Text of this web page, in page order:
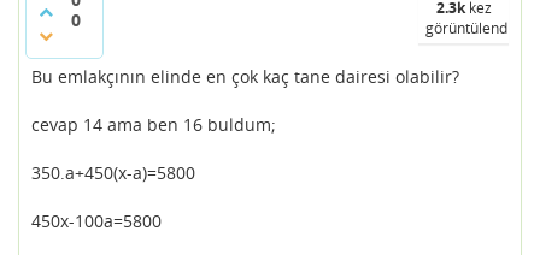
0
2.3kkez
görüntülendi
Bu emlakçının elinde en çok kaç tane dairesi olabilir?
cevap 14 ama ben 16 buldum;
350.a+450(x-a)=5800
450x-100a=5800